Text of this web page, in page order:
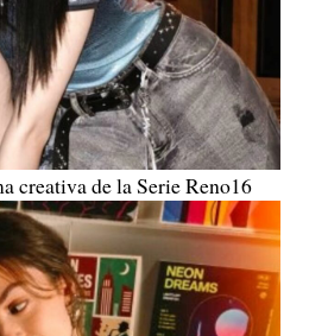
creativa de la Serie Reno16